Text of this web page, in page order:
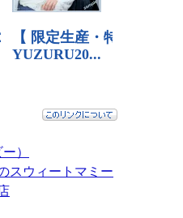
）
スウィートマミー